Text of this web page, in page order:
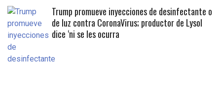
Trump promueve inyecciones de desinfectante o
de luz contra CoronaVirus; productor de Lysol
dice ‘ni se les ocurra